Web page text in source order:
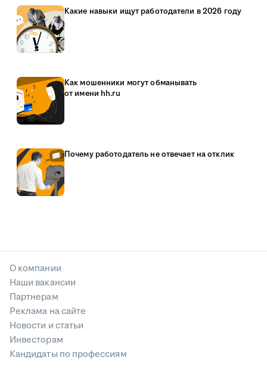
Какие навыки ищут работодатели в 2026 году
Как мошенники могут обманывать
от имени hh.ru
Почему работодатель не отвечает на отклик
О компании
Наши вакансии
Партнерам
Реклама на сайте
Новости и статьи
Инвесторам
Кандидаты по профессиям